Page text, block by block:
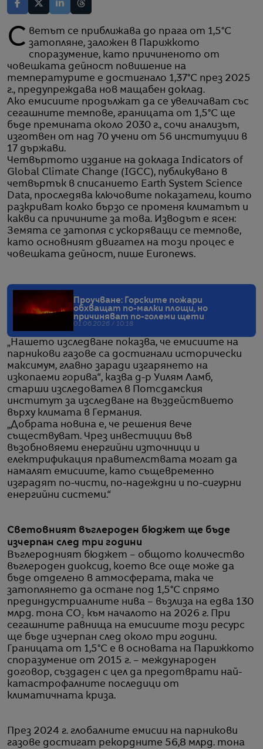
Светът се приближава до прага от 1,5°C затопляне, заложен в Парижкото
споразумение, като причиненото от
човешката дейност повишение на
температурите е достигнало 1,37°C през 2025
г., предупреждава нов мащабен доклад.
Ако емисиите продължат да се увеличават със
сегашните темпове, границата от 1,5°C ще
бъде премината около 2030 г., сочи анализът,
изготвен от над 70 учени от 56 институции в
17 държави.
Четвъртото издание на доклада Indicators of
Global Climate Change (IGCC), публикувано в
четвъртък в списанието Earth System Science
Data, проследява ключовите показатели, които
разкриват колко бързо се променя климатът и
какви са причините за това. Изводът е ясен:
Земята се затопля с ускоряващи се темпове,
като основният двигател на този процес е
човешката дейност, пише Euronews.
Проучване: Горските пожари
обхващат по-малки площи, но
причиняват по-големи щети
01.06.2026 / 10:18
„Нашето изследване показва, че емисиите на
парникови газове са достигнали исторически
максимум, главно заради изгарянето на
изкопаеми горива“, казва д-р Уилям Ламб,
старши изследовател в Потсдамския
институт за изследване на въздействието
върху климата в Германия.
„Добрата новина е, че решения вече
съществуват. Чрез инвестиции във
възобновяеми енергийни източници и
електрификация правителствата могат да
намалят емисиите, като същевременно
изградят по-чисти, по-надеждни и по-сигурни
енергийни системи.“
Световният въглероден бюджет ще бъде
изчерпан след три години
Въглеродният бюджет – общото количество
въглероден диоксид, което все още може да
бъде отделено в атмосферата, така че
затоплянето да остане под 1,5°C спрямо
прединдустриалните нива – възлиза на едва 130
млрд. тона CO₂ към началото на 2026 г. При
сегашните равнища на емисиите този ресурс
ще бъде изчерпан след около три години.
Границата от 1,5°C е в основата на Парижкото
споразумение от 2015 г. – международен
договор, създаден с цел да предотврати най-
катастрофалните последици от
климатичната криза.
През 2024 г. глобалните емисии на парникови
газове достигат рекордните 56,8 млрд. тона